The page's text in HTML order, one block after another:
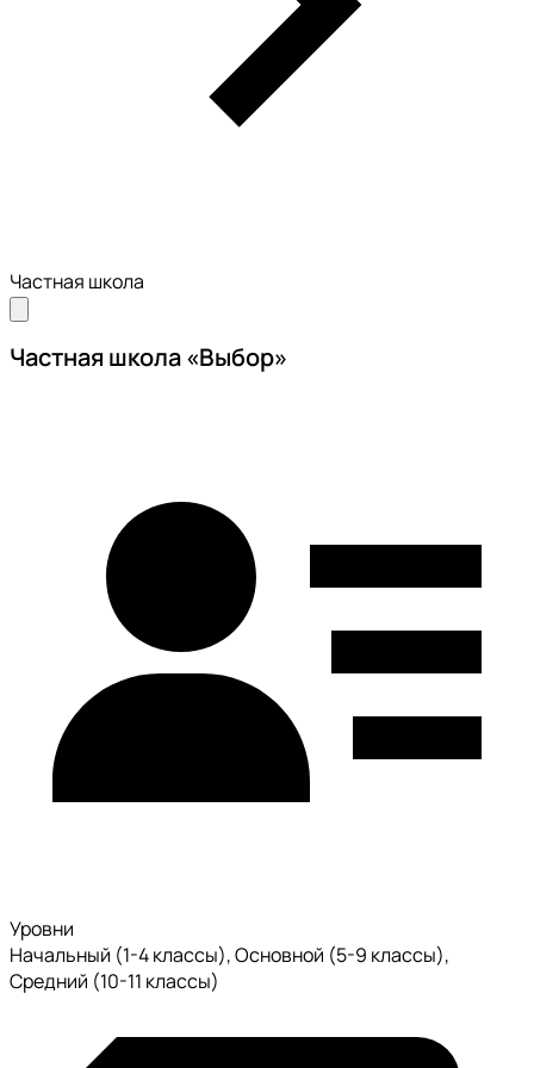
Частная школа
Частная школа «Выбор»
Уровни
Начальный (1-4 классы), Основной (5-9 классы),
Средний (10-11 классы)